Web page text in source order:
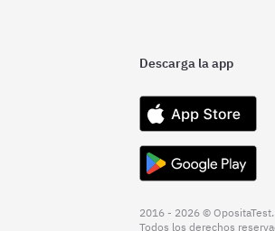
Descarga la app
2016 - 2026 © OpositaTest.
Todos los derechos